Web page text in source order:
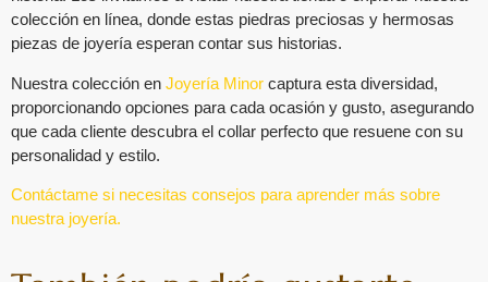
colección en línea, donde estas piedras preciosas y hermosas
piezas de joyería esperan contar sus historias.
Nuestra colección en Joyería Minor captura esta diversidad,
proporcionando opciones para cada ocasión y gusto, asegurando
que cada cliente descubra el collar perfecto que resuene con su
personalidad y estilo.
Contáctame si necesitas consejos para aprender más sobre
nuestra joyería.